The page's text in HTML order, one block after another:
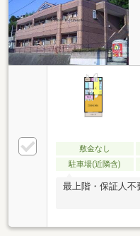
敷金なし
駐車場(近隣含)
最上階・保証人不